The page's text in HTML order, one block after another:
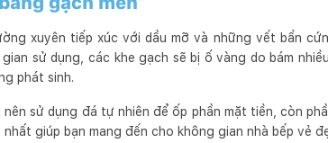
xuyên tiếp xúc với dầu mỡ và những vết bẩn
sử dụng, các khe gạch sẽ bị ố vàng do bám
phát sinh.
sử dụng đá tự nhiên để ốp phần mặt tiền, còn
giúp bạn mang đến cho không gian nhà bếp vẻ